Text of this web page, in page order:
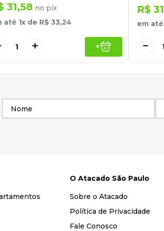
31,58 no pix
até 1x de R$ 33,24
＋ +
R$ 31
em até
－
O Atacado São Paulo
Sobre o Atacado
Política de Privacidade
Fale Conosco